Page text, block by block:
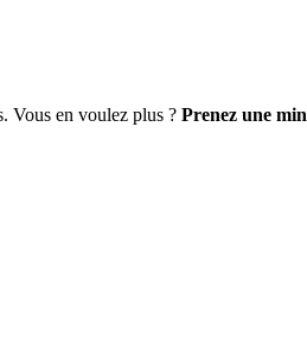
Vous en voulez plus ? Prenez une